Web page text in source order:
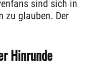
sind sich in
zu glauben. Der
Hinrunde